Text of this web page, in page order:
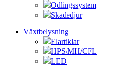
Odlingssystem
Skadedjur
Växtbelysning
Elartiklar
HPS/MH/CFL
LED